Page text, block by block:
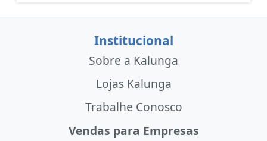
Institucional
Sobre a Kalunga
Lojas Kalunga
Trabalhe Conosco
Vendas para Empresas